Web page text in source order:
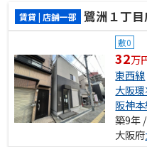
賃貸 | 店舗一部 鷺洲１丁
敷0
32万
東西線
大阪
阪神
築9年
大阪府